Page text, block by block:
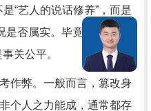
“艺人的说话修养”，而是
否属实。毕竟，“往届生
关公平。
弊。一般而言，篡改身
个人之力能成，通常都存